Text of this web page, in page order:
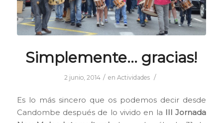
Simplemente… gracias!
2 junio, 2014 / en Actividades /
Es lo más sincero que os podemos decir desde
Candombe después de lo vivido en la III Jornada